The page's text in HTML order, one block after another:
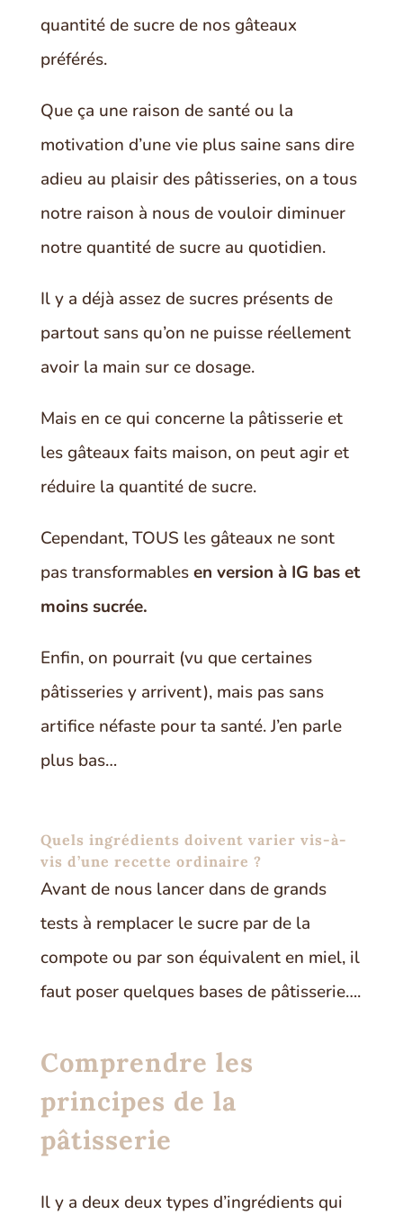
quantité de sucre de nos gâteaux
préférés.
Que ça une raison de santé ou la
motivation d’une vie plus saine sans dire
adieu au plaisir des pâtisseries, on a tous
notre raison à nous de vouloir diminuer
notre quantité de sucre au quotidien.
Il y a déjà assez de sucres présents de
partout sans qu’on ne puisse réellement
avoir la main sur ce dosage.
Mais en ce qui concerne la pâtisserie et
les gâteaux faits maison, on peut agir et
réduire la quantité de sucre.
Cependant, TOUS les gâteaux ne sont
pas transformablesen version à IG bas et
moins sucrée.
Enfin, on pourrait (vu que certaines
pâtisseries y arrivent), mais pas sans
artifice néfaste pour ta santé. J’en parle
plus bas…
Quels ingrédients doivent varier vis-à-
vis d’une recette ordinaire ?
Avant de nous lancer dans de grands
tests à remplacer le sucre par de la
compote ou par son équivalent en miel, il
faut poser quelques bases de pâtisserie….
Comprendre les
principes de la
pâtisserie
Il y a deux deux types d’ingrédients qui